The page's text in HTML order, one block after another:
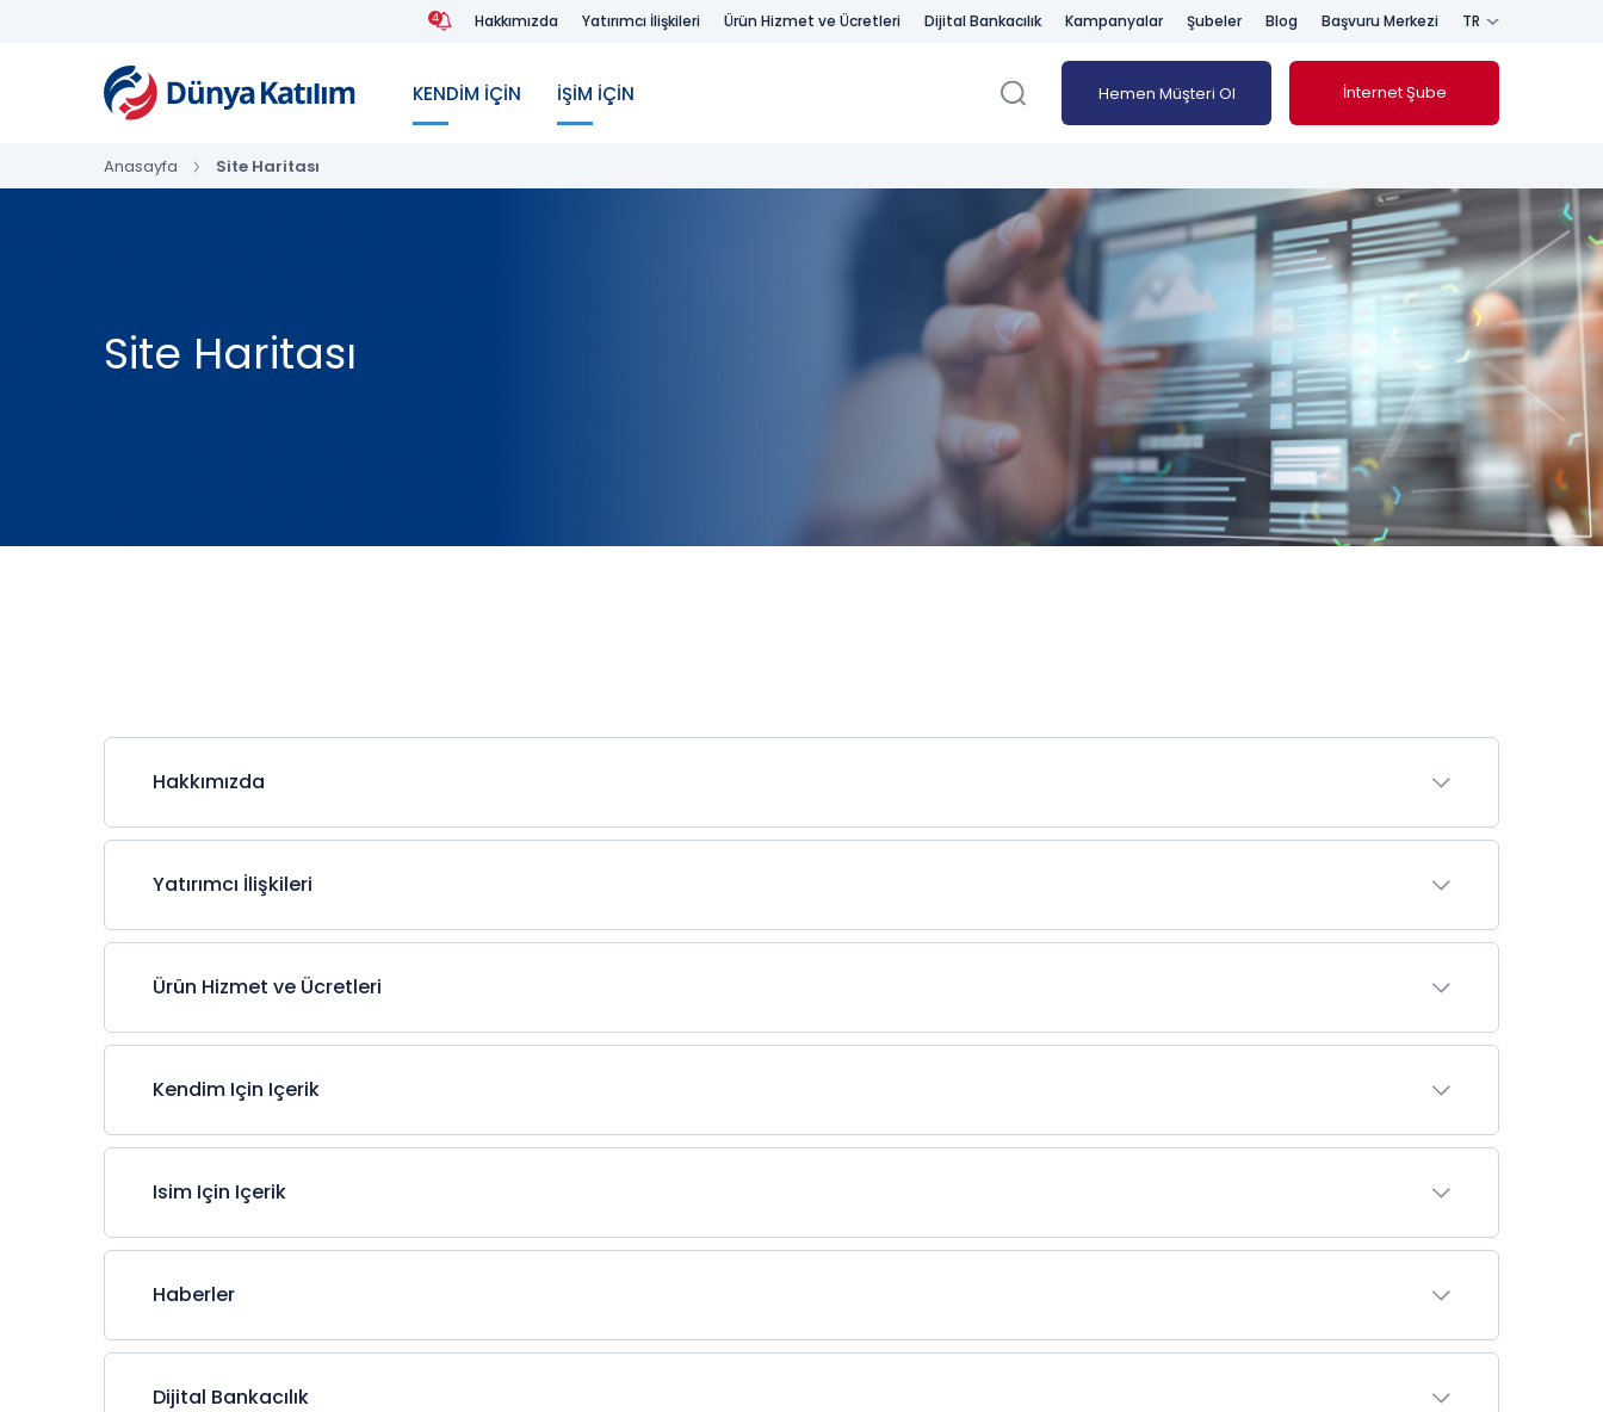
4 Hakkımızda Yatırımcı İlişkileri Ürün Hizmet ve Ücretleri Dijital Bankacılık Kampanyalar Şubeler Blog Başvuru Merkezi TR
KENDİM İÇİN İŞİM İÇİN Hemen Müşteri Ol İnternet Şube
Anasayfa Site Haritası
Site Haritası
Hakkımızda
Yatırımcı İlişkileri
Ürün Hizmet ve Ücretleri
Kendim Için Içerik
Isim Için Içerik
Haberler
Dijital Bankacılık